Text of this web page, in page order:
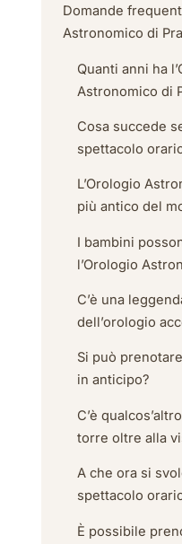
Domande
Astronomico di
Quanti anni ha
Astronomico di
Cosa succede
spettacolo
L’Orologio
più antico del
I bambini
l’Orologio
C’è una
dell’orologio
Si può
in anticipo?
C’è
torre oltre alla
A che ora si
spettacolo
È possibile